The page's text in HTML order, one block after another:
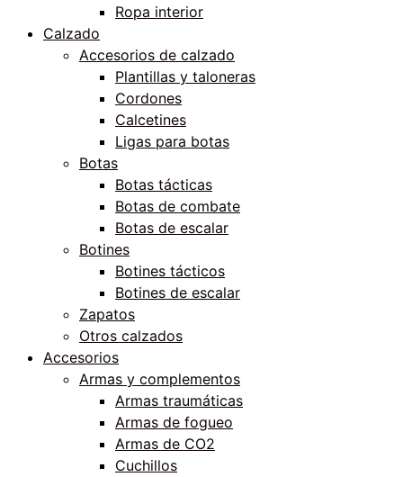
Ropa interior
Calzado
Accesorios de calzado
Plantillas y taloneras
Cordones
Calcetines
Ligas para botas
Botas
Botas tácticas
Botas de combate
Botas de escalar
Botines
Botines tácticos
Botines de escalar
Zapatos
Otros calzados
Accesorios
Armas y complementos
Armas traumáticas
Armas de fogueo
Armas de CO2
Cuchillos